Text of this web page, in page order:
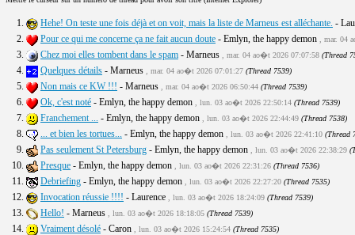
1. Hehe! On teste une fois déjà et on voit, mais la liste de Marneus est alléchante. -
2.
Pour ce qui me concerne ça ne fait aucun doute - Emlyn, the happy demon , mar. 04
3. Chez moi elles tombent dans le spam - Marneus , mar. 04 ao�t 2026 07:07:58 (Thread
4. Quelques détails - Marneus , mar. 04 ao�t 2026 07:01:27 (Thread 7539)
5. Non mais ce KW !!! - Marneus , mar. 04 ao�t 2026 06:50:44 (Thread 7539)
6. Ok, c'est noté - Emlyn, the happy demon , lun. 03 ao�t 2026 22:50:14 (Thread 7539)
7. Franchement ... - Emlyn, the happy demon , lun. 03 ao�t 2026 22:44:49 (Thread 7538)
8. ... et bien les tortues... - Emlyn, the happy demon , lun. 03 ao�t 2026 22:41:10 (Thread
9. Pas seulement St Petersburg - Emlyn, the happy demon , lun. 03 ao�t 2026 22:38:29
10. Presque - Emlyn, the happy demon , lun. 03 ao�t 2026 22:31:26 (Thread 7536)
11. Debriefing - Emlyn, the happy demon , lun. 03 ao�t 2026 22:27:20 (Thread 7535)
12. Invocation réussie !!!! - Laurence , lun. 03 ao�t 2026 18:24:09 (Thread 7539)
13. Hello! - Marneus , lun. 03 ao�t 2026 18:18:05 (Thread 7539)
14. Vraiment désolé - Caron , lun. 03 ao�t 2026 15:24:54 (Thread 7535)